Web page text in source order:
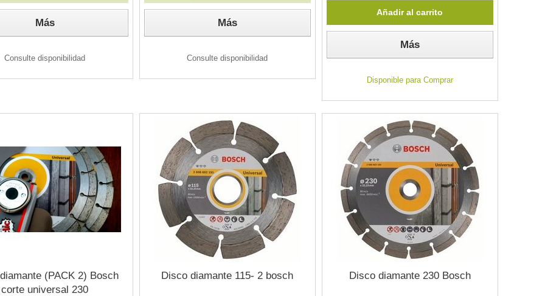
Más
Consulte disponibilidad
Más
Consulte disponibilidad
Añadir al carrito
Más
Disponible para Comprar
(PACK 2) Bosch
corte universal 230
Disco diamante 115- 2 bosch Disco diamante 230 Bosch